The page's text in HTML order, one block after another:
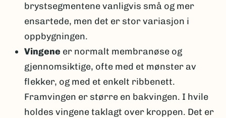
brystsegmentene vanligvis små og mer
ensartede, men det er stor variasjon i
oppbygningen.
Vingene er normalt membranøse og
gjennomsiktige, ofte med et mønster av
flekker, og med et enkelt ribbenett.
Framvingen er større en bakvingen. I hvile
holdes vingene taklagt over kroppen. Det er